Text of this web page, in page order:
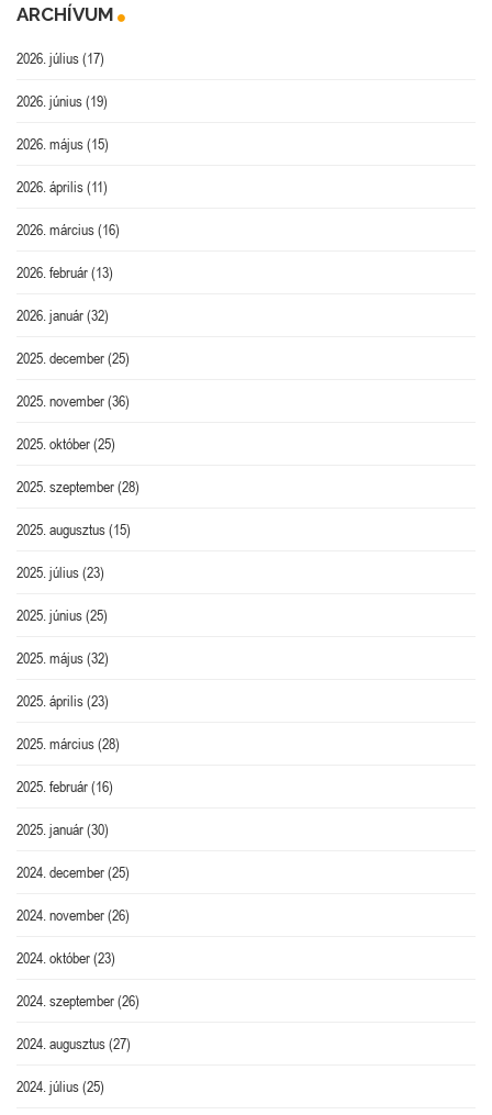
ARCHÍVUM
2026. július(17)
2026. június(19)
2026. május(15)
2026. április(11)
2026. március(16)
2026. február(13)
2026. január(32)
2025. december(25)
2025. november(36)
2025. október(25)
2025. szeptember(28)
2025. augusztus(15)
2025. július(23)
2025. június(25)
2025. május(32)
2025. április(23)
2025. március(28)
2025. február(16)
2025. január(30)
2024. december(25)
2024. november(26)
2024. október(23)
2024. szeptember(26)
2024. augusztus(27)
2024. július(25)